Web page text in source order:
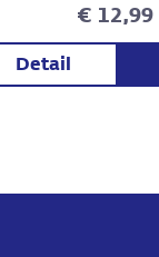
€ 12,99
Detail